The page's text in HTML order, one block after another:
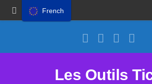
Les Outils
French